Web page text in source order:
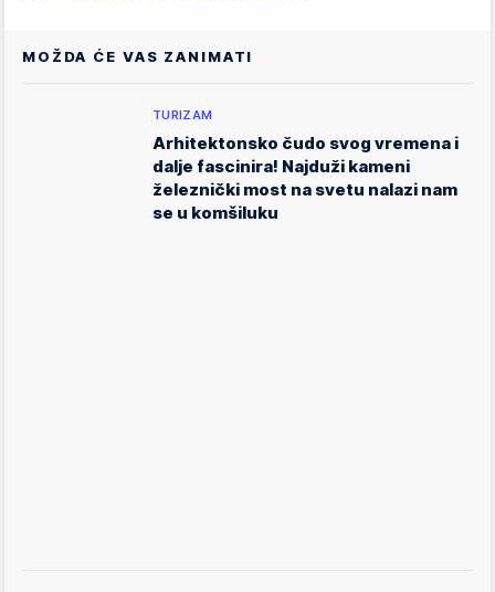
MOŽDA ĆE VAS ZANIMATI
TURIZAM
Arhitektonsko čudo svog vremena i
dalje fascinira! Najduži kameni
železnički most na svetu nalazi nam
se u komšiluku